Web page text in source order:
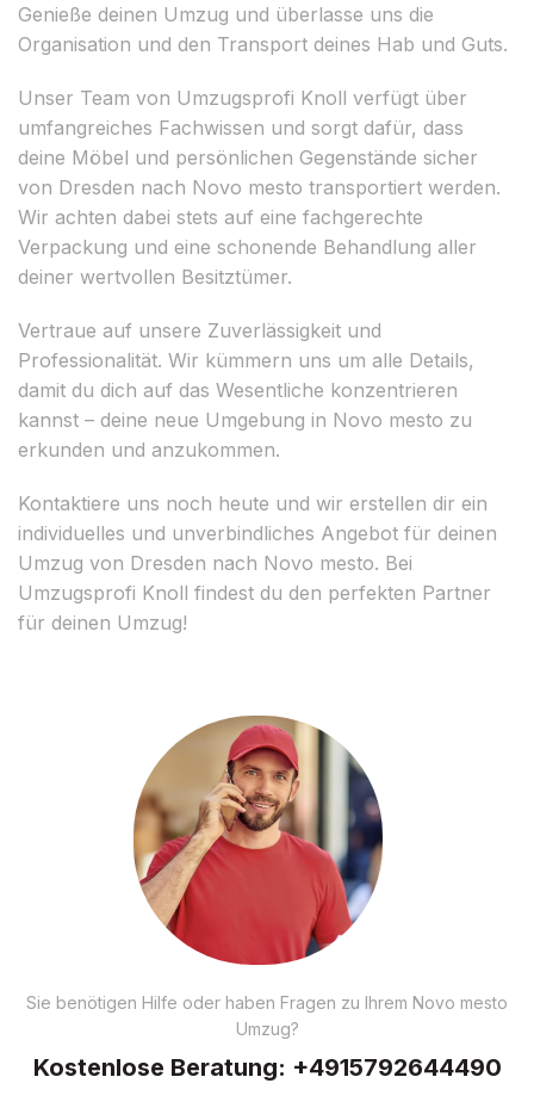
Genieße deinen Umzug und überlasse uns die
Organisation und den Transport deines Hab und Guts.
Unser Team von Umzugsprofi Knoll verfügt über
umfangreiches Fachwissen und sorgt dafür, dass
deine Möbel und persönlichen Gegenstände sicher
von Dresden nach Novo mesto transportiert werden.
Wir achten dabei stets auf eine fachgerechte
Verpackung und eine schonende Behandlung aller
deiner wertvollen Besitztümer.
Vertraue auf unsere Zuverlässigkeit und
Professionalität. Wir kümmern uns um alle Details,
damit du dich auf das Wesentliche konzentrieren
kannst – deine neue Umgebung in Novo mesto zu
erkunden und anzukommen.
Kontaktiere uns noch heute und wir erstellen dir ein
individuelles und unverbindliches Angebot für deinen
Umzug von Dresden nach Novo mesto. Bei
Umzugsprofi Knoll findest du den perfekten Partner
für deinen Umzug!
Sie benötigen Hilfe oder haben Fragen zu Ihrem Novo mesto
Umzug?
Kostenlose Beratung: +4915792644490